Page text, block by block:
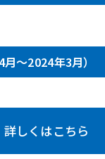
～2024年3月）
詳しくはこちら